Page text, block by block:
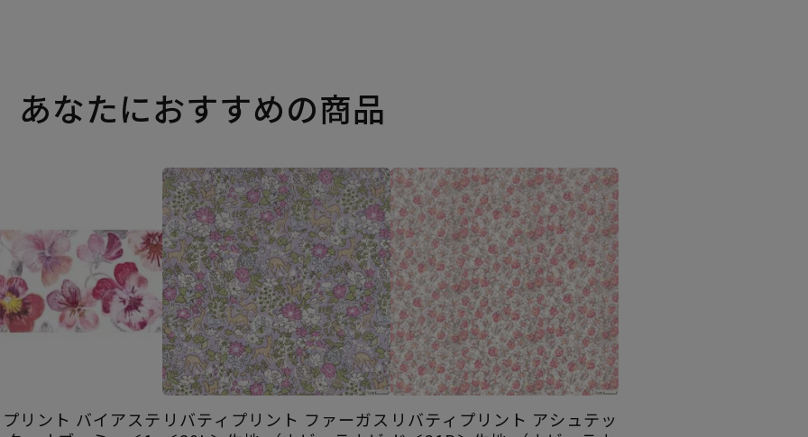
あなたにおすすめの商品
リント バイアステ リバティプリント ファーガス リバティプリント アシュテッ